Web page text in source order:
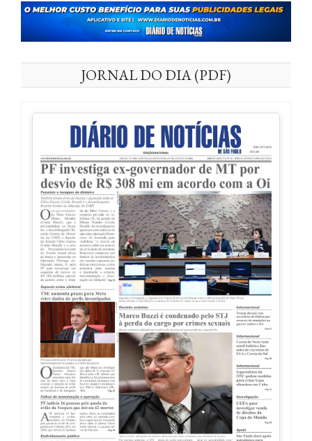
JORNAL DO DIA (PDF)